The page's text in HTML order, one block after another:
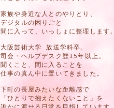
家族や身近な人とのやりとり、
デジタルの困りごと ——
間に入って、いっしょに整理します。
大阪芸術大学 放送学科卒。
司会・ヘルプデスク歴15年以上。
聞くこと、間に入ることを
仕事の真ん中に置いてきました。
下町の長屋みたいな距離感で
「ひとりで抱えたくないこと」を